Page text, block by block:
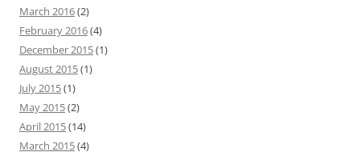
March 2016(2)
February 2016(4)
December 2015(1)
August 2015(1)
July 2015(1)
May 2015(2)
April 2015(14)
March 2015(4)